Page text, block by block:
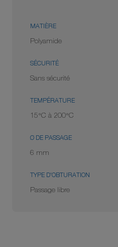
MATIÈRE
Polyamide
SÉCURITÉ
Sans sécurité
TEMPÉRATURE
15°C à 200°C
Ø DE PASSAGE
6 mm
TYPE D'OBTURATION
Passage libre